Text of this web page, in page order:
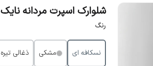
شلوارک اسپرت مردانه نایک
رنگ
نسکافه ای مشکی ذغالی تیره